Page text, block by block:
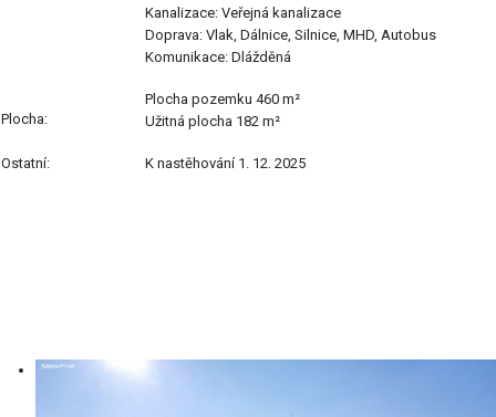
Kanalizace: Veřejná kanalizace
Doprava: Vlak, Dálnice, Silnice, MHD, Autobus
Komunikace: Dlážděná
Plocha:
Plocha pozemku 460 m²
Užitná plocha 182 m²
Ostatní: K nastěhování 1. 12. 2025